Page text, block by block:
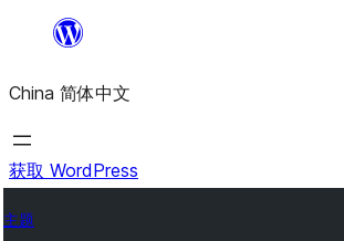
内
容
China 简体中文
获取 WordPress
主题